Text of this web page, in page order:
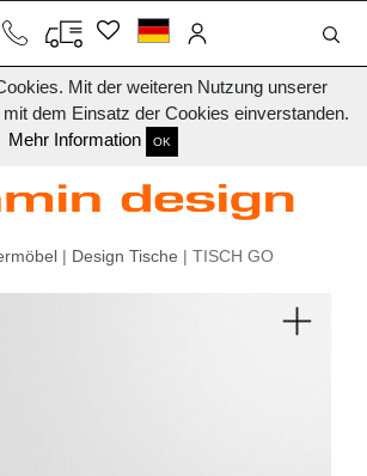
Mit der weiteren Nutzung unserer
dem Einsatz der Cookies einverstanden.
Mehr Information
OK
| Design Tische | TISCH GO